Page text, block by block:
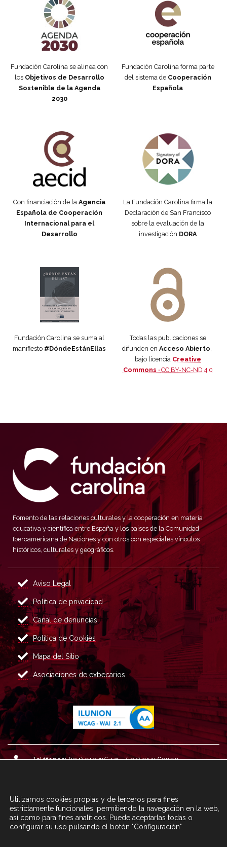
Fundación Carolina se alinea con
los Objetivos de Desarrollo
Sostenible de la Agenda
2030
Fundación Carolina forma parte
del sistema de Cooperación
Española
Con financiación de la Agencia
Española de Cooperación
Internacional para el
Desarrollo
La Fundación Carolina firma la
Declaración de San Francisco
sobre la evaluación de la
investigación DORA
Fundación Carolina se suma al
manifiesto #DóndeEstánEllas
Todas las publicaciones se
difunden en Acceso Abierto
bajo licencia Creative
Commons · CC BY-NC-ND 4.0
Fomento de las relaciones culturales y la cooperación en materia
educativa y científica entre España y los países de la Comunidad
Iberoamericana de Naciones y con otros con especiales vínculos
históricos, culturales y geográficos.
Aviso Legal
Política de privacidad
Canal de denuncias
Política de Cookies
Mapa del Sitio
Asociaciones de exbecarios
Teléfonos: (+34) 913796771 - (+34) 914562900
Correo : informacion@fundacioncarolina.es
CONTACTA CON FCA TRAVÉS DEL
Utilizamos cookies propias y de terceros para fines
estrictamente funcionales, permitiendo la navegación en la web,
así como para fines analíticos. Puede aceptarlas todas o
configurar su uso pulsando el botón "Configuración".